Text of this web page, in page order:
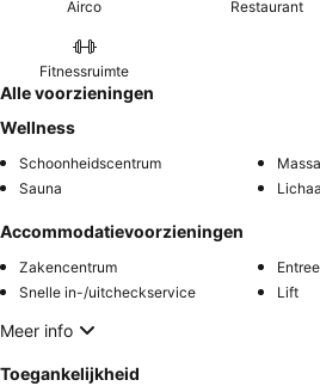
Airco Restaurant
Fitnessruimte
Alle voorzieningen
Wellness
Schoonheidscentrum
Sauna
Accommodatievoorzieningen
Zakencentrum
Snelle in-/uitcheckservice
Lift
Meer info
Toegankelijkheid